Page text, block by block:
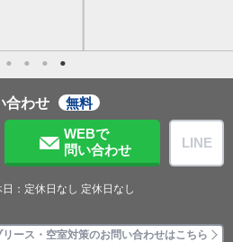
合わせ
無料
WEBで
問い合わせ
LINE
定休日なし 定休日なし
ース・空室対策のお問い合わせはこちら